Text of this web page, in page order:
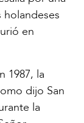
en
1987, la
dijo San
la